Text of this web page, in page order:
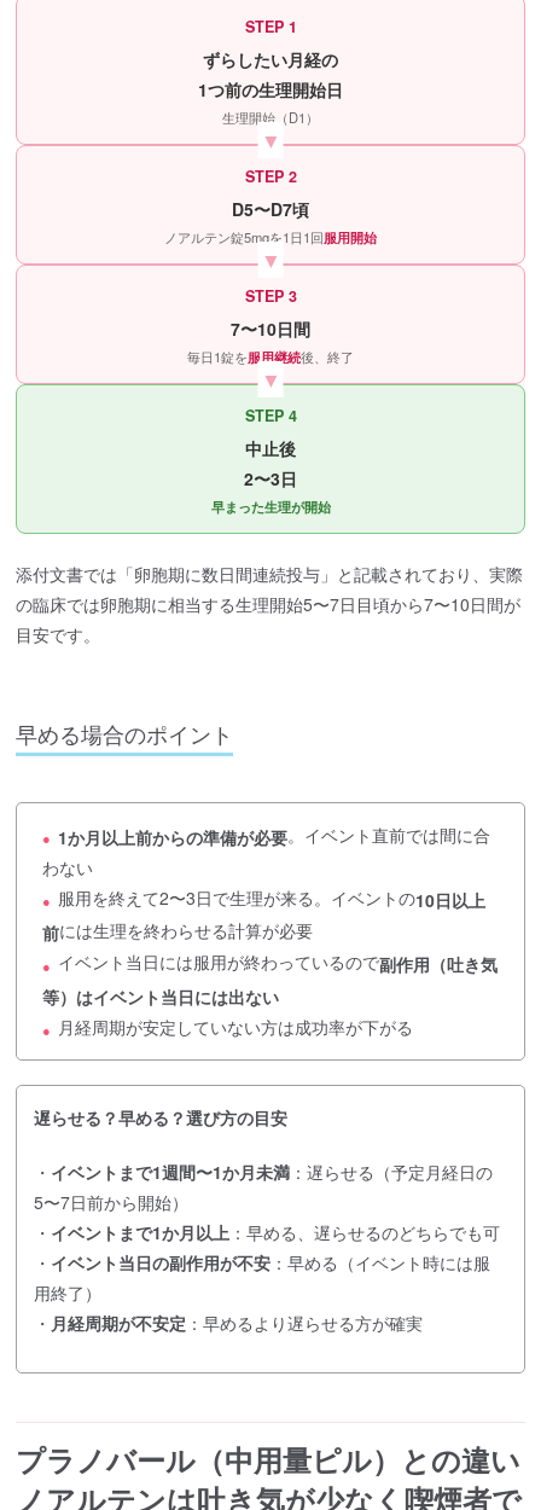
STEP 1
ずらしたい月経の
1つ前の生理開始日
生理開始（D1）
STEP 2
D5〜D7頃
ノアルテン錠5mgを1日1回服用開始
STEP 3
7〜10日間
毎日1錠を服用継続後、終了
STEP 4
中止後
2〜3日
早まった生理が開始
添付文書では「卵胞期に数日間連続投与」と記載されており、実際
の臨床では卵胞期に相当する生理開始5〜7日目頃から7〜10日間が
目安です。
早める場合のポイント
● 1か月以上前からの準備が必要。イベント直前では間に合
わない
● 服用を終えて2〜3日で生理が来る。イベントの10日以上
前には生理を終わらせる計算が必要
● イベント当日には服用が終わっているので副作用（吐き気
等）はイベント当日には出ない
● 月経周期が安定していない方は成功率が下がる
遅らせる？早める？選び方の目安
・ イベントまで1週間〜1か月未満 ：遅らせる（予定月経日の
5〜7日前から開始）
・ イベントまで1か月以上 ：早める、遅らせるのどちらでも可
・ イベント当日の副作用が不安 ：早める（イベント時には服
用終了）
・ 月経周期が不安定 ：早めるより遅らせる方が確実
プラノバール（中用量ピル）との違い
ノアルテンは吐き気が少なく喫煙者で